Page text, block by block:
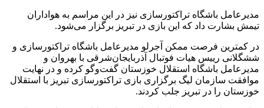
مدیرعامل باشگاه تراکتورسازی نیز در این مراسم به هواداران
تیمش بشارت داد که این بازی در تبریز برگزار می‌شود.
در کمترین فرصت ممکن آجرلو مدیرعامل باشگاه تراکتورسازی و
ششگلانی رییس هیات فوتبال آذربایجان‌شرقی با بهروان و
مدیرعامل باشگاه استقلال خوزستان گفت‌و‌گو کرده و در نهایت
موافقت سازمان لیگ برگزاری بازی تراکتورسازی تبریز با استقلال
خوزستان را در تبریز جلب کردند.